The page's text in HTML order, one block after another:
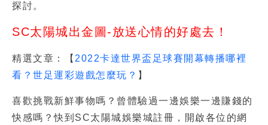
探討。
SC太陽城出金圖-放送心情的好處去！
精選文章：【 2022卡達世界盃足球賽開幕轉播哪裡
看？世足運彩遊戲怎麼玩？ 】
喜歡挑戰新鮮事物嗎？曾體驗過一邊娛樂一邊賺錢的
快感嗎？快到SC太陽城娛樂城註冊，開啟各位的網